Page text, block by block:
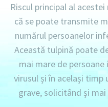
Riscul principal al
că se poate transmite
numărul persoanelor
Această tulpină poate
mai mare de
virusul și în același timp
grave, solicitând și